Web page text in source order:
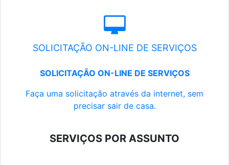
SOLICITAÇÃO ON-LINE DE SERVIÇOS
SOLICITAÇÃO ON-LINE DE SERVIÇOS
Faça uma solicitação através da internet, sem
precisar sair de casa.
SERVIÇOS POR ASSUNTO